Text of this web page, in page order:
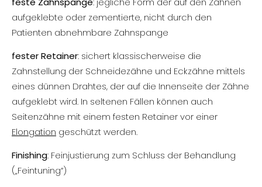
aufgeklebte oder zementierte, nicht durch den
Patienten abnehmbare Zahnspange
fester Retainer: sichert klassischerweise die
Zahnstellung der Schneidezähne und Eckzähne mittels
eines dünnen Drahtes, der auf die Innenseite der Zähne
aufgeklebt wird. In seltenen Fällen können auch
Seitenzähne mit einem festen Retainer vor einer
Elongation geschützt werden.
Finishing: Feinjustierung zum Schluss der Behandlung
(„Feintuning“)